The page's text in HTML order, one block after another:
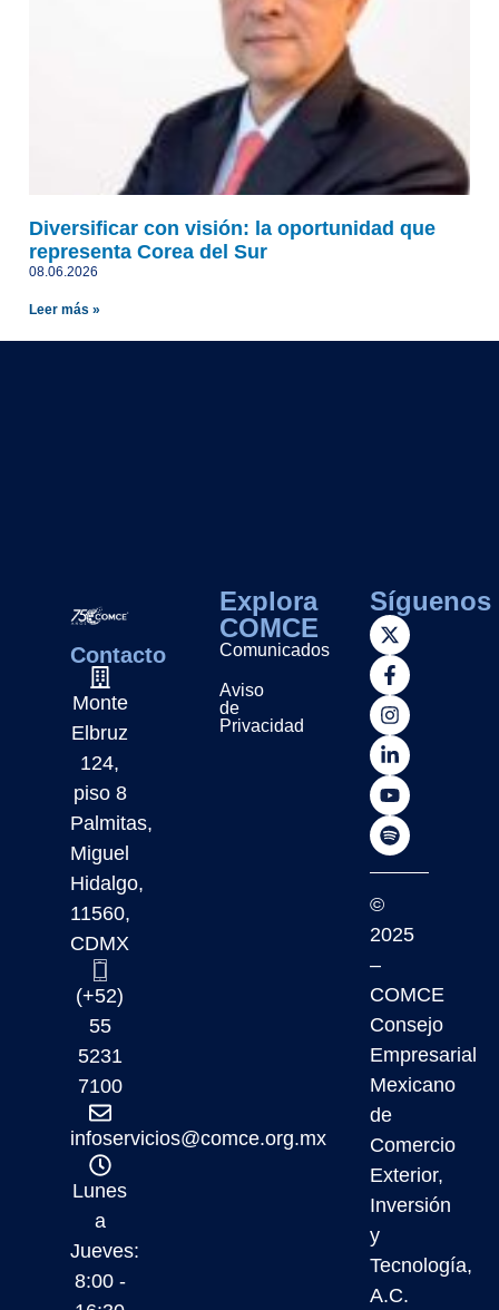
Diversificar con visión: la oportunidad que
representa Corea del Sur
08.06.2026
Leer más »
Contacto
Monte
Elbruz
124,
piso 8
Palmitas,
Miguel
Hidalgo,
11560,
CDMX
(+52)
55
5231
7100
infoservicios@comce.org.mx
Lunes
a
Jueves:
8:00 -
Explora
COMCE
Comunicados
Aviso
de
Privacidad
Síguenos
©
2025
–
COMCE
Consejo
Empresarial
Mexicano
de
Comercio
Exterior,
Inversión
y
Tecnología,
A.C.